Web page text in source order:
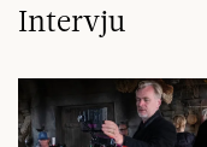
Intervju